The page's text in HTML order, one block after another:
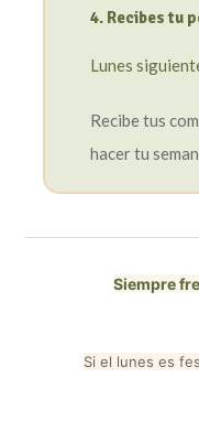
4. Recibes tu
Lunes
Recibe tus
hacer tu
Siempre
Si el lunes es